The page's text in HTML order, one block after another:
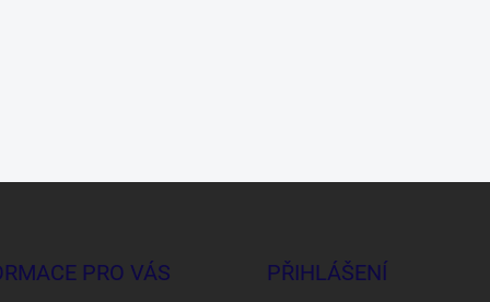
PRO VÁS PŘIHLÁŠENÍ